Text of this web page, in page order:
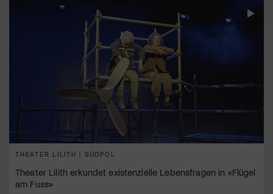
THEATER LILITH | SÜDPOL
Theater Lilith erkundet existenzielle Lebensfragen in «Flügel
am Fuss»